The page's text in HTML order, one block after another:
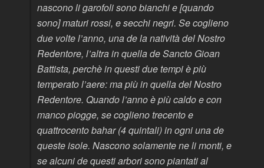
nascono li garofoli sono bianchi e [quando
sono] maturi rossi, e secchi negri. Se coglieno
due volte l’anno, una de la natività del Nostro
Redentore, l’altra in quella de Sancto Gioan
Battista, perchè in questi due tempi è più
temperato l’aere: ma più in quella del Nostro
Redentore. Quando l’anno è più caldo e con
manco piogge, se coglieno trecento e
quattrocento bahar(4 quintali)in ogni una de
queste isole. Nascono solamente ne li monti, e
se alcuni de questi arbori sono piantati al